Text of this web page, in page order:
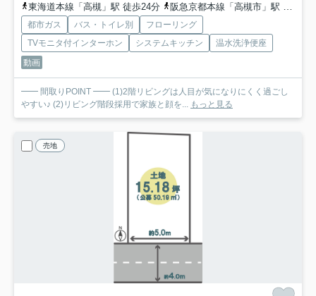
東海道本線「高槻」駅 徒歩24分 阪急京都本線「高槻市」駅 徒歩25分
都市ガス バス・トイレ別
フローリング
TVモニタ付インターホン
システムキッチン
温水洗浄便座
動画
━━ 間取りPOINT ━━ (1)2階リビングは人目が気になりにくく過ごし
やすい♪ (2)リビング階段採用で家族と顔を... もっと見る
売地